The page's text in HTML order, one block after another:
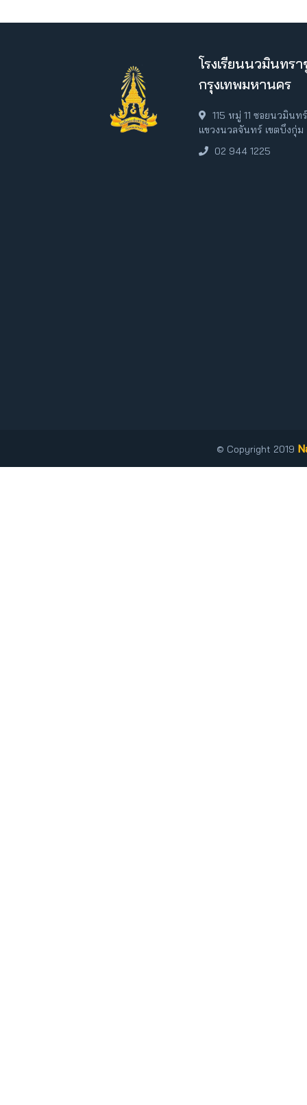
โรงเรียนนวมินทร
กรุงเทพมหานคร
115 หมู่ 11 ซอยนวมิน
แขวงนวลจันทร์ เขตบึงกุ่
02 944 1225
© Copyright 2019